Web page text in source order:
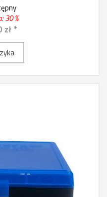
30 %
zł *